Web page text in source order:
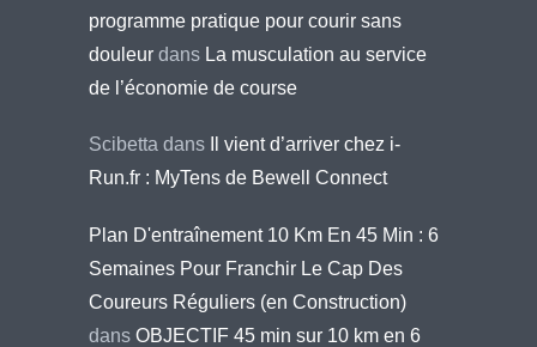
programme pratique pour courir sans
douleur dans La musculation au service
de l’économie de course
Scibetta dans
Il vient d’arriver chez i-
Run.fr : MyTens de Bewell Connect
Plan D'entraînement 10 Km En 45 Min : 6
Semaines Pour Franchir Le Cap Des
Coureurs Réguliers (en Construction)
dans OBJECTIF 45 min sur 10 km en 6